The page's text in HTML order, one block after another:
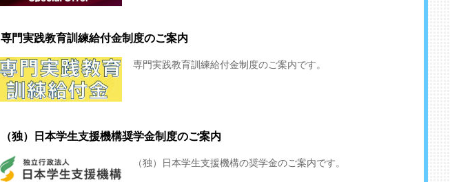
専門実践教育訓練給付金制度のご案内
専門実践教育訓練給付金制度のご案内です。
（独）日本学生支援機構奨学金制度のご案内
（独）日本学生支援機構の奨学金のご案内です。